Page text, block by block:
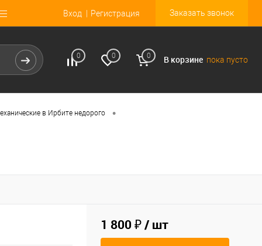
Вход Регистрация Заказать звонок
0 0 0 В корзине пока пусто
в Ирбите недорого •
1 800 ₽/ шт